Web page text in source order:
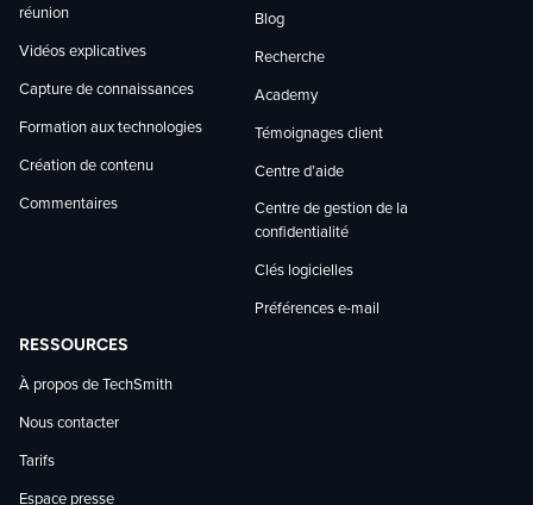
réunion
Vidéos explicatives
Capture de connaissances
Formation aux technologies
Création de contenu
Commentaires
Blog
Recherche
Academy
Témoignages client
Centre d’aide
Centre de gestion de la
confidentialité
Clés logicielles
Préférences e-mail
RESSOURCES
À propos de TechSmith
Nous contacter
Tarifs
Espace presse